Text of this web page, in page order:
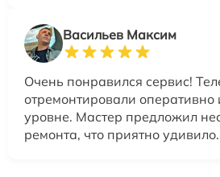
Васильев Максим
Очень понравился сервис!
отремонтировали
уровне. Мастер предложил
ремонта, что приятно